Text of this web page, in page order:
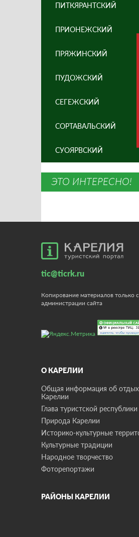
ПИТКЯРАНТСКИЙ
ПРИОНЕЖСКИЙ
ПРЯЖИНСКИЙ
ПУДОЖСКИЙ
СЕГЕЖСКИЙ
СОРТАВАЛЬСКИЙ
СУОЯРВСКИЙ
ЭТО ИНТЕРЕСНО!
tic@ticrk.ru
Копирование материалов только
администрации сайта
О КАРЕЛИИ
Общая информация об
Карелии
Глава туристской республики
Природа Карелии
Историко-культурные
Культурные традиции
Народное творчество
Фоторепортажи
РАЙОНЫ КАРЕЛИИ